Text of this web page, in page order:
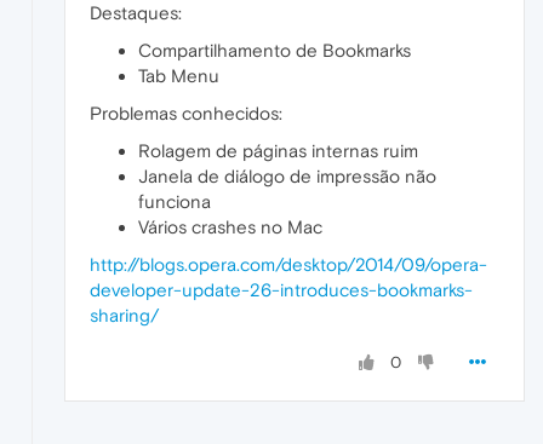
Destaques:
Compartilhamento de Bookmarks
Tab Menu
Problemas conhecidos:
Rolagem de páginas internas ruim
Janela de diálogo de impressão não
funciona
Vários crashes no Mac
http://blogs.opera.com/desktop/2014/09/opera-
developer-update-26-introduces-bookmarks-
sharing/
0